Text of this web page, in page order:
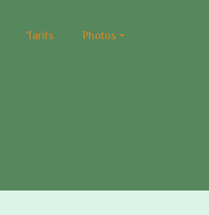
Tarifs Photos